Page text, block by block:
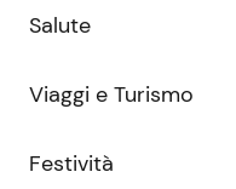
Salute
Viaggi e Turismo
Festività